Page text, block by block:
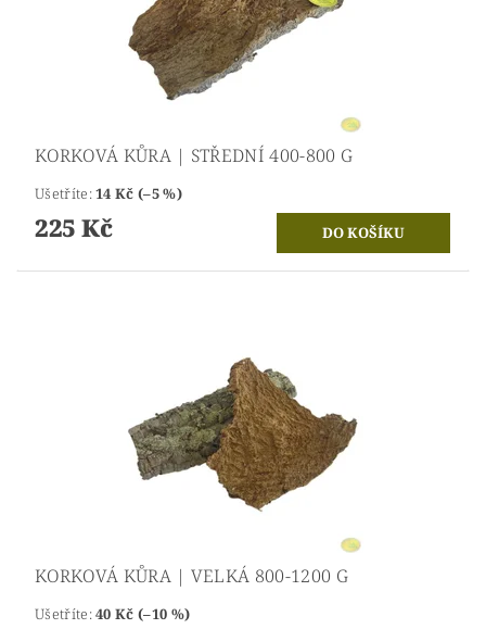
KORKOVÁ KŮRA | STŘEDNÍ 400-800 G
Ušetříte:14 Kč (–5 %)
225 Kč
KORKOVÁ KŮRA | VELKÁ 800-1200 G
Ušetříte:40 Kč (–10 %)